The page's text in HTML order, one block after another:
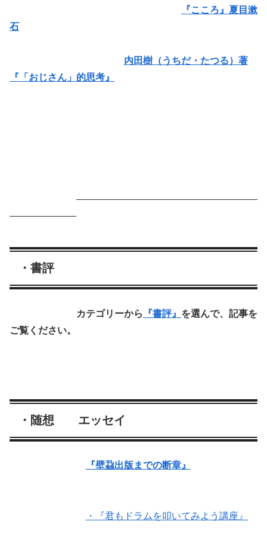
『こころ』夏目漱
石
内田樹（うちだ・たつる）著
『「おじさん」的思考』
・書評
カテゴリーから 『書評』 を選んで、記事を
ご覧ください。
・随想 エッセイ
『壁蝨出版までの断章』
・『君もドラムを叩いてみよう講座』